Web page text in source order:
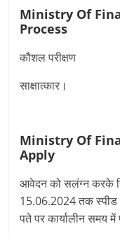
Ministry Of
Process
कौशल परीक्षण
साक्षात्कार।
Ministry Of
Apply
आवेदन को सलंग्न करके
15.06.2024 तक स्‍पीड
पते पर कार्यालीन समय में